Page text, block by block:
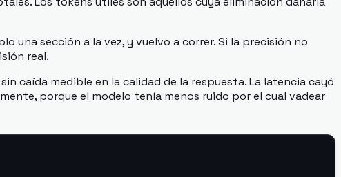
sección a la vez, y vuelvo a correr. Si la precisión no
real.
caída medible en la calidad de la respuesta. La latencia cayó
porque el modelo tenía menos ruido por el cual vadear